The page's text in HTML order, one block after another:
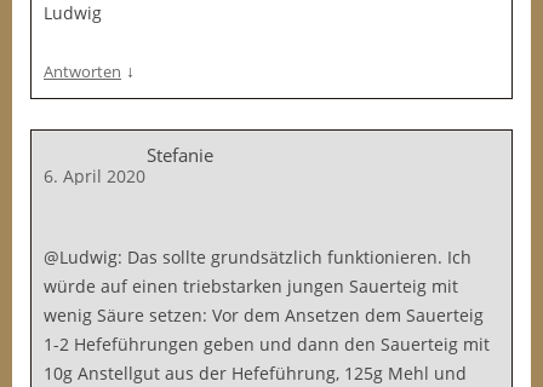
Ludwig
Antworten ↓
Stefanie
6. April 2020
@Ludwig: Das sollte grundsätzlich funktionieren. Ich
würde auf einen triebstarken jungen Sauerteig mit
wenig Säure setzen: Vor dem Ansetzen dem Sauerteig
1-2 Hefeführungen geben und dann den Sauerteig mit
10g Anstellgut aus der Hefeführung, 125g Mehl und